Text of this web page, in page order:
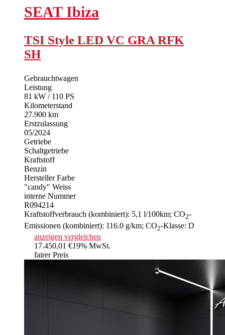
SEAT Ibiza
TSI Style LED VC GRA RFK
SH
Gebrauchtwagen
Leistung
81 kW / 110 PS
Kilometerstand
27.900 km
Erstzulassung
05/2024
Getriebe
Schaltgetriebe
Kraftstoff
Benzin
Hersteller Farbe
"candy" Weiss
interne Nummer
R094214
Kraftstoffverbrauch (kombiniert): 5,1 l/100km; CO2-
Emissionen (kombiniert): 116.0 g/km; CO2-Klasse: D
anzeigen vergleichen
17.450,01 €19% MwSt.
fairer Preis